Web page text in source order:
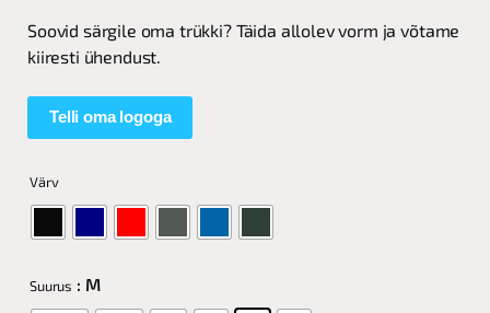
Soovid särgile oma trükki? Täida allolev vorm ja võtame
kiiresti ühendust.
Telli oma logoga
Värv
Suurus : M